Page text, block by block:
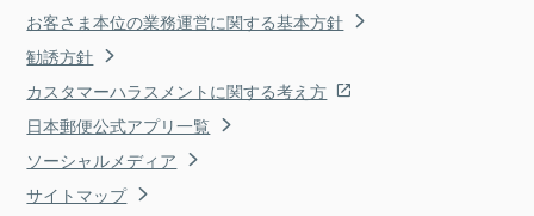
お客さま本位の業務運営に関する基本方針
勧誘方針
カスタマーハラスメントに関する考え方
日本郵便公式アプリ一覧
ソーシャルメディア
サイトマップ